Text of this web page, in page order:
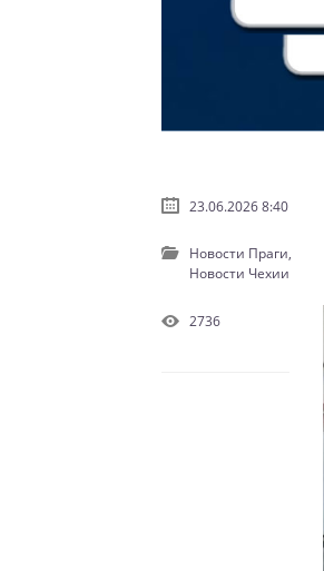
23.06.2026 8:40
Новости Праги,
Новости Чехии
2736